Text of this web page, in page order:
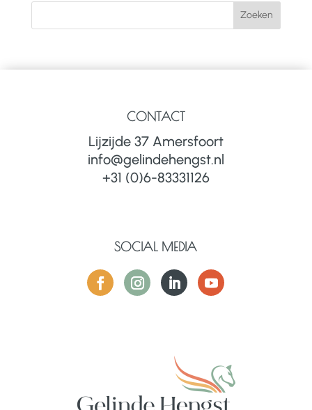
CONTACT
Lijzijde 37 Amersfoort
info@gelindehengst.nl
+31 (0)6-83331126
SOCIAL MEDIA